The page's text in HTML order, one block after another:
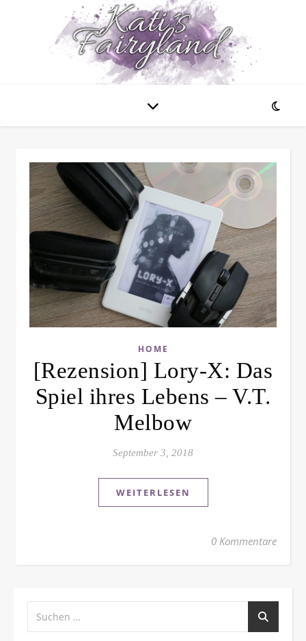
HOME
[Rezension] Lory-X: Das
Spiel ihres Lebens – V.T.
Melbow
September 3, 2018
WEITERLESEN
0 Kommentare